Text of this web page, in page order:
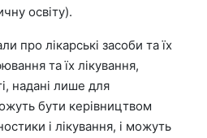
освіту).
про лікарські засоби та їх
та їх лікування,
надані лише для
бути керівництвом
і лікування, і можуть